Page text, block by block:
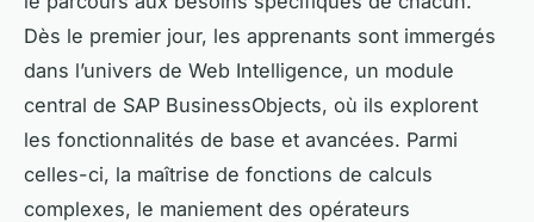
Dès le premier jour, les apprenants sont immergés
dans l’univers de Web Intelligence, un module
central de SAP BusinessObjects, où ils explorent
les fonctionnalités de base et avancées. Parmi
celles-ci, la maîtrise de fonctions de calculs
complexes, le maniement des opérateurs